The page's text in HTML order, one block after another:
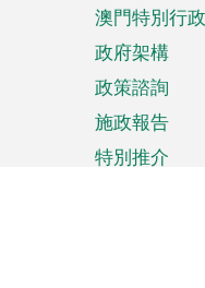
澳門特別行
政府架構
政策諮詢
施政報告
特別推介